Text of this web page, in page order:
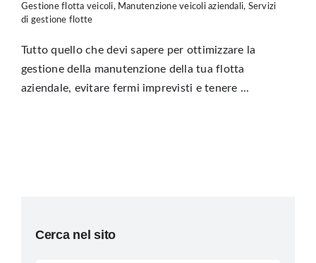
Gestione flotta veicoli, Manutenzione veicoli aziendali, Servizi
di gestione flotte
Tutto quello che devi sapere per ottimizzare la
gestione della manutenzione della tua flotta
aziendale, evitare fermi imprevisti e tenere ...
Cerca nel sito